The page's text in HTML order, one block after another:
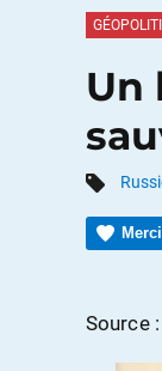
Un
Merci
Source :